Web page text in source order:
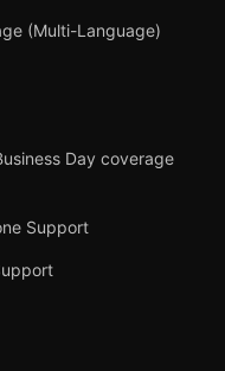
(Multi-Language)
Day coverage
Support